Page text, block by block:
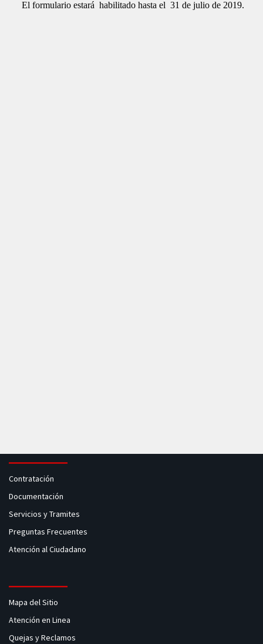
El formulario estará habilitado hasta el 31 de julio de 2019.
Contratación
Documentación
Servicios y Tramites
Preguntas Frecuentes
Atención al Ciudadano
Mapa del Sitio
Atención en Linea
Quejas y Reclamos